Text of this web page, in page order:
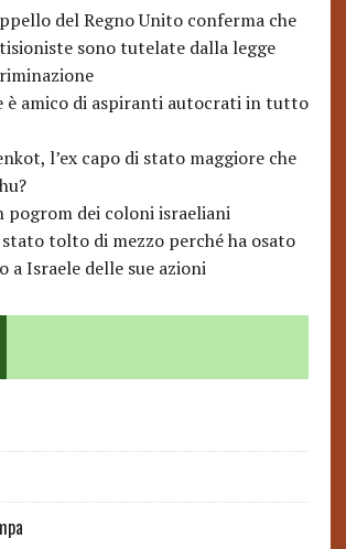
del Regno Unito conferma che
sono tutelate dalla legge
è amico di aspiranti autocrati in tutto
l’ex capo di stato maggiore che
pogrom dei coloni israeliani
tolto di mezzo perché ha osato
a Israele delle sue azioni